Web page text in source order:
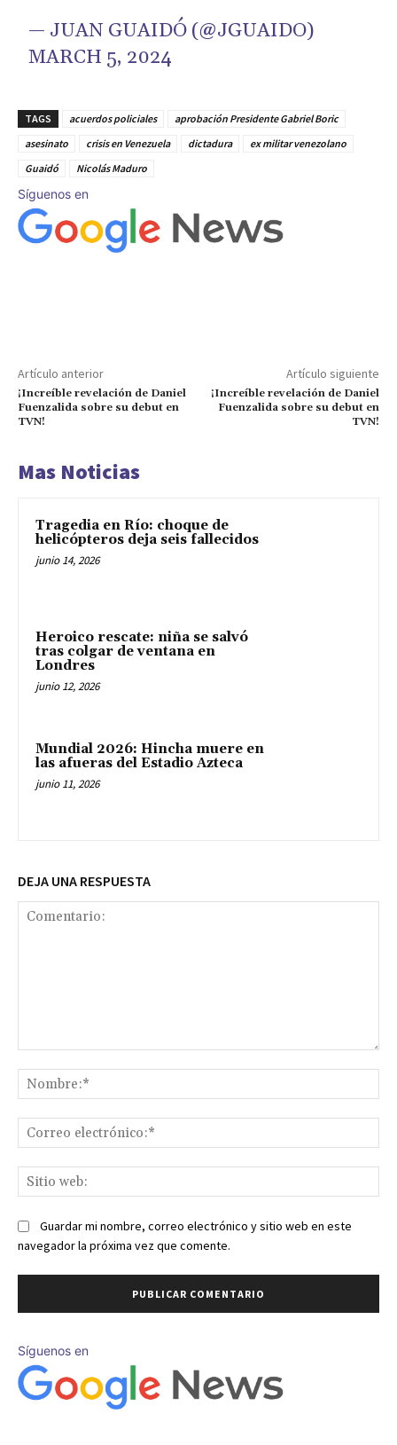
— JUAN GUAIDÓ (@JGUAIDO)
MARCH 5, 2024
TAGS acuerdos policiales
aprobación Presidente Gabriel Boric
asesinato
crisis en Venezuela dictadura
ex militar venezolano
Guaidó
Nicolás Maduro
Síguenos en
Artículo anterior
¡Increíble revelación de Daniel
Fuenzalida sobre su debut en
TVN!
Artículo siguiente
¡Increíble revelación de Daniel
Fuenzalida sobre su debut en
TVN!
Mas Noticias
Tragedia en Río: choque de
helicópteros deja seis fallecidos
junio 14, 2026
Heroico rescate: niña se salvó
tras colgar de ventana en
Londres
junio 12, 2026
Mundial 2026: Hincha muere en
las afueras del Estadio Azteca
junio 11, 2026
DEJA UNA RESPUESTA
Guardar mi nombre, correo electrónico y sitio web en este
navegador la próxima vez que comente.
Síguenos en